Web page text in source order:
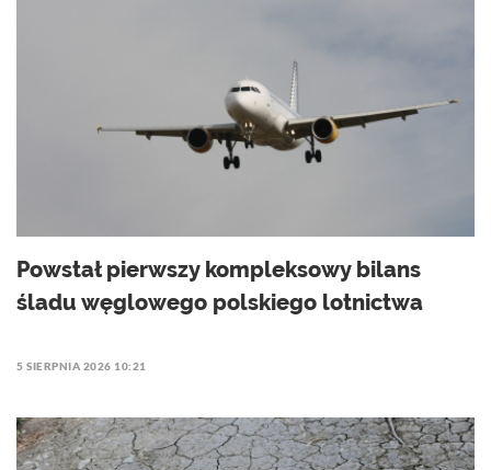
Powstał pierwszy kompleksowy bilans
śladu węglowego polskiego lotnictwa
5 SIERPNIA 2026 10:21